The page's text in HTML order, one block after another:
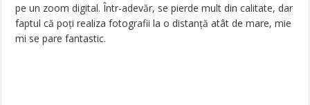
pe un zoom digital. Într-adevăr, se pierde mult din calitate, dar
faptul că poți realiza fotografii la o distanță atât de mare, mie
mi se pare fantastic.